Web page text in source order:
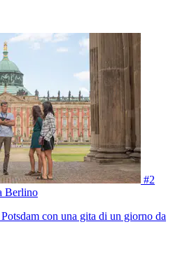
#2
Berlino
con una gita di un giorno da